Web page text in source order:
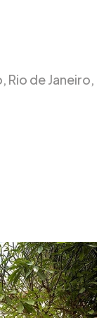
de Janeiro,